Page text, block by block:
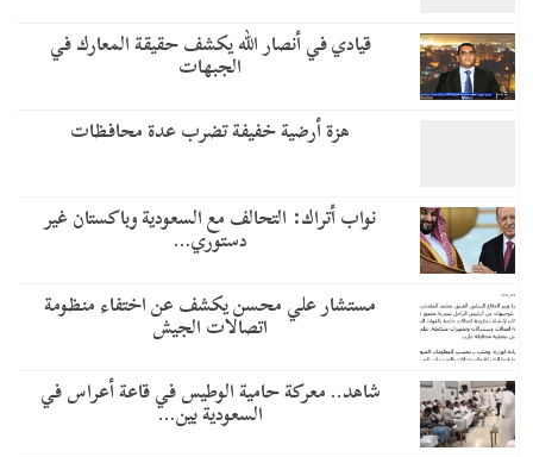
قيادي في أنصار الله يكشف حقيقة المعارك في
الجبهات
هزة أرضية خفيفة تضرب عدة محافظات
نواب أتراك: التحالف مع السعودية وباكستان غير
دستوري…
مستشار علي محسن يكشف عن اختفاء منظومة
اتصالات الجيش
شاهد.. معركة حامية الوطيس في قاعة أعراس في
السعودية بين…